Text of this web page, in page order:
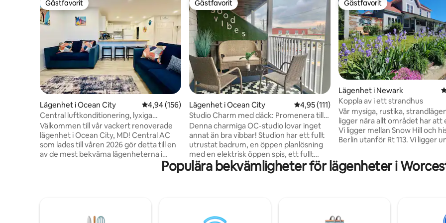
Gästfavorit
Gästfavorit
Lägenhet i Ocean City 4,94 av 5 i genomsnittligt betyg, 156 omdömen
4,94 (156)
Central luftkonditionering, lyxiga
badrum, 4 kvarter till stranden!
Välkommen till vår vackert renoverade
lägenhet i Ocean City, MD! Central AC
som lades till våren 2026 gör detta till en
av de mest bekväma lägenheterna i
infälld belysning och ett fullt utrustat
Gästfavorit
Gästfavorit
Lägenhet i Ocean City 4,95 av 5 i genomsnittligt betyg, 111
4,95 (111)
Studio Charm med däck: Promenera till
stranden och restauranger!
Denna charmiga OC-studio lovar inget
annat än bra vibbar! Studion har ett fullt
utrustat badrum, en öppen planlösning
med en elektrisk öppen spis, ett fullt
utrustat kök och tvättmaskin och
torktumlare. Koppla av på den privata
spänningen, medan många restauranger
Gästfavorit
Gästfavorit
Lägenhet i Newark
Koppla av i ett strandhus
Vår mysiga, rustika,
ligger nära allt området har att
Vi ligger mellan Snow Hill och
Berlin utanför Rt 113. Vi ligger
miles från Assateague. Måltider,
shopping och familjeaktiviteter
nyligen lägenheten, och
Populära bekvämligheter för lägenheter i